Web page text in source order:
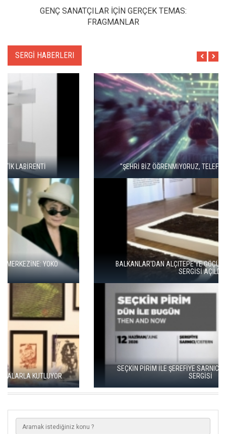
GENÇ SANATÇILAR İÇİN GERÇEK TEMAS:
FRAGMANLAR
SERGİ HABERLERI
"ŞEHRİ BİZ ÖĞRENMİYORUZ, TELEFONUMUZ ÖĞRENİYOR"
BALKANLAR'DAN ALÇITEPE'YE GÖÇÜN HİKAYESİ: "KÖK HALI"
SEÇKİN PİRİM İLE ŞEREFİYE SARNICI'NDA "DÜN İLE BUGÜN"